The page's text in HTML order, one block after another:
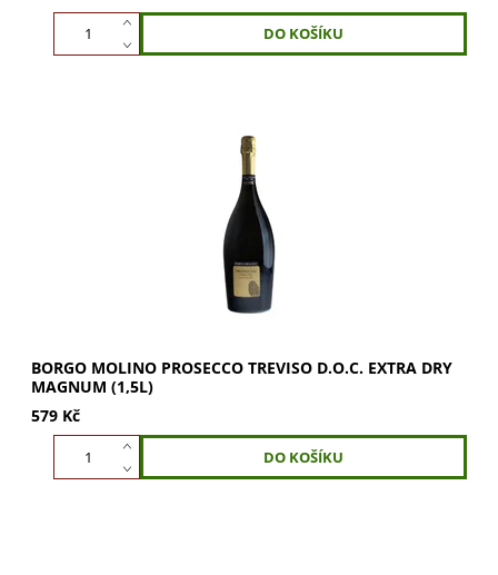
Borgo Molino Prosecco Treviso D.O.C. Extra Dry Magnum
(1,5l) je šumivé slámově zlaté víno z exkluzivního výběru
hroznů. Vyvážená chuť s podtextem...
BORGO MOLINO PROSECCO TREVISO D.O.C. EXTRA DRY
MAGNUM (1,5L)
579 Kč